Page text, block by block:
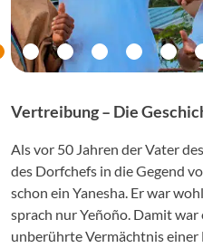
Vertreibung – Die
Als vor 50 Jahren der Vater
des Dorfchefs in die Gegend
schon ein Yanesha. Er war
sprach nur Yeñoño. Damit
unberührte Vermächtnis einer